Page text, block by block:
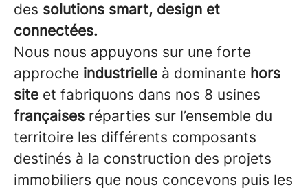
des solutions smart, design et
connectées.
Nous nous appuyons sur une forte
approche industrielle à dominante hors
site et fabriquons dans nos 8 usines
françaises réparties sur l’ensemble du
territoire les différents composants
destinés à la construction des projets
immobiliers que nous concevons puis les